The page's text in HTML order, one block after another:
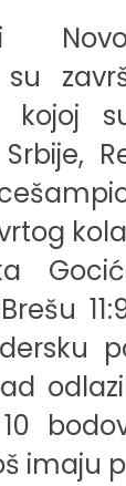
kojoj
imaju